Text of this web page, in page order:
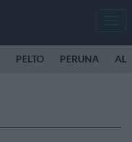
PELTO PERUNA